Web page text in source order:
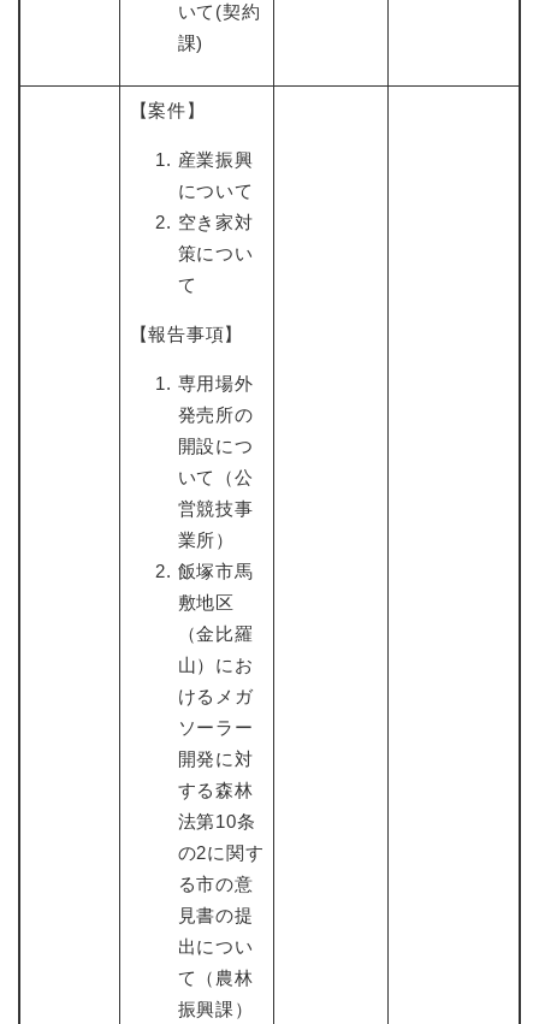
いて(契約
課)
【案件】
産業振興
について
空き家対
策につい
て
【報告事項】
専用場外
発売所の
開設につ
いて（公
営競技事
業所）
飯塚市馬
敷地区
（金比羅
山）にお
けるメガ
ソーラー
開発に対
する森林
法第10条
の2に関す
る市の意
見書の提
出につい
て（農林
振興課）